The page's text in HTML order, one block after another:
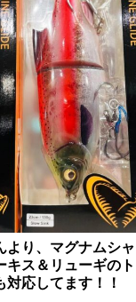
より、マグナムシ
キス＆リューギの
応してます！！